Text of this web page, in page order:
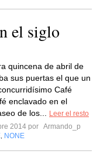
el siglo
quincena de abril de
sus puertas el que un
Café
enclavado en el
de los...
Leer el resto
2014 por Armando_p
NONE